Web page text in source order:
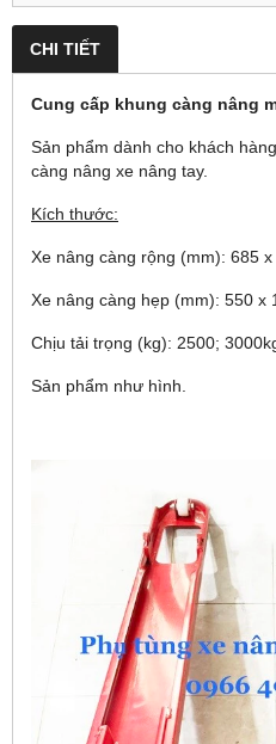
CHI TIẾT
Cung cấp khung càng nâng
Sản phẩm dành cho khách
càng nâng xe nâng tay.
Kích thước:
Xe nâng càng rộng (mm): 685
Xe nâng càng hẹp (mm): 550 x
Chịu tải trọng (kg): 2500;
Sản phẩm như hình.